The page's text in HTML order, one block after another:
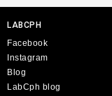
LABCPH
Facebook
Instagram
Blog
LabCph blog